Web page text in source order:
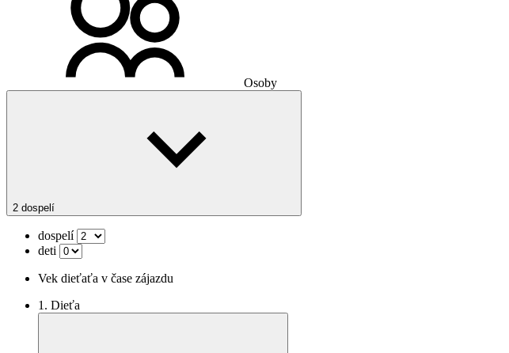
Osoby
2 dospelí
dospelí
deti
Vek dieťaťa v čase zájazdu
1. Dieťa